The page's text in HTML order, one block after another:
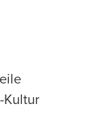
Kultur